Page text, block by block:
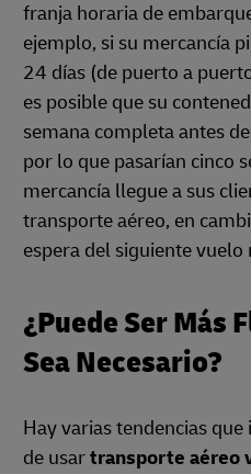
franja horaria de
ejemplo, si su mercancía
24 días (de puerto a
es posible que su
semana completa antes
por lo que pasarían cinco
mercancía llegue a sus
transporte aéreo, en
espera del siguiente
¿Puede Ser Más
Sea Necesario?
Hay varias tendencias
de usartransporte aéreo